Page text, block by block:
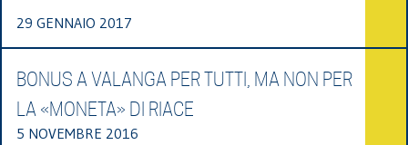
29 GENNAIO 2017
BONUS A VALANGA PER TUTTI, MA NON PER
LA «MONETA» DI RIACE
5 NOVEMBRE 2016